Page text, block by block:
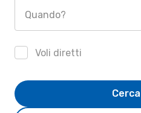
Quando?
Voli diretti